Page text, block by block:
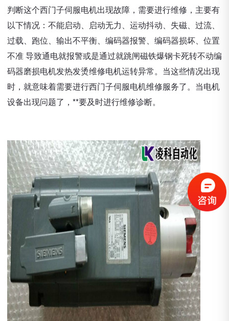
判断这个西门子伺服电机出现故障，需要进行维修，主要有
以下情况：不能启动、启动无力、运动抖动、失磁、过流、
过载、跑位、输出不平衡、编码器报警、编码器损坏、位置
不准 导致通电就报警或是通过就跳闸磁铁爆钢卡死转不动编
码器磨损电机发热发烫维修电机运转异常。当这些情况出现
时，就意味着需要进行西门子伺服电机维修服务了。当电机
设备出现问题了，**要及时进行维修诊断。